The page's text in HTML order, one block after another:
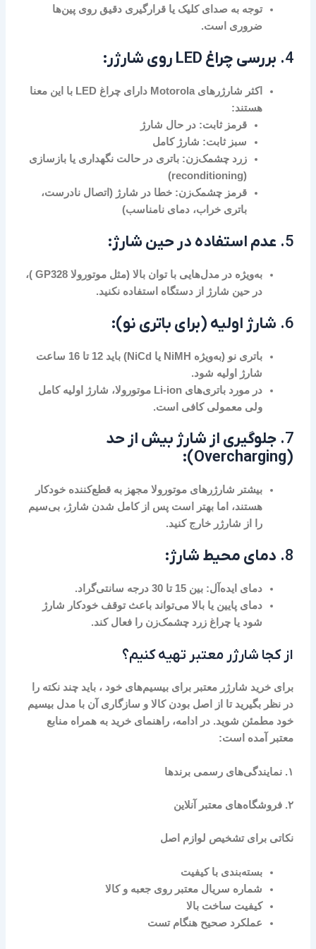
توجه به صدای کلیک یا قرارگیری دقیق روی پین‌ها
ضروری است.
4. بررسی چراغ LED روی شارژر:
اکثر شارژرهای Motorola دارای چراغ LED با این معنا
هستند:
قرمز ثابت: در حال شارژ
سبز ثابت: شارژ کامل
زرد چشمک‌زن: باتری در حالت نگهداری یا بازسازی
(reconditioning)
قرمز چشمک‌زن: خطا در شارژ (اتصال نادرست،
باتری خراب، دمای نامناسب)
5. عدم استفاده در حین شارژ:
به‌ویژه در مدل‌هایی با توان بالا (مثل موتورولا GP328 )،
در حین شارژ از دستگاه استفاده نکنید.
6. شارژ اولیه (برای باتری نو):
باتری نو (به‌ویژه NiMH یا NiCd) باید 12 تا 16 ساعت
شارژ اولیه شود.
در مورد باتری‌های Li-ion موتورولا، شارژ اولیه کامل
ولی معمولی کافی است.
7. جلوگیری از شارژ بیش از حد
(Overcharging):
بیشتر شارژرهای موتورولا مجهز به قطع‌کننده خودکار
هستند، اما بهتر است پس از کامل شدن شارژ، بی‌سیم
را از شارژر خارج کنید.
8. دمای محیط شارژ:
دمای ایده‌آل:بین 15 تا 30 درجه سانتی‌گراد
.
دمای پایین یا بالا می‌تواند باعث توقف خودکار شارژ
شود یا چراغ زرد چشمک‌زن را فعال کند.
از کجا شارژر معتبر تهیه کنیم؟
برای خرید شارژر معتبر برایبیسیم‌های خود ، باید چند نکته را
در نظر بگیرید تا از اصل بودن کالا و سازگاری آن با مدل بیسیم
خود مطمئن شوید. در ادامه، راهنمای خرید به همراه منابع
معتبر آمده است:
۱. نمایندگی‌های رسمی برندها
۲. فروشگاه‌های معتبر آنلاین
نکاتی برای تشخیص لوازم اصل
بسته‌بندی با کیفیت
شماره سریال معتبر روی جعبه و کالا
کیفیت ساخت بالا
عملکرد صحیح هنگام تست